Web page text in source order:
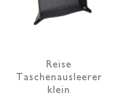
Reise
Taschenausleerer
klein